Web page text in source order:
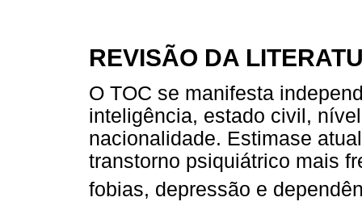
REVISÃO DA
O TOC se manifesta
inteligência, estado civil,
nacionalidade. Estimase
transtorno psiquiátrico mais
fobias, depressão e